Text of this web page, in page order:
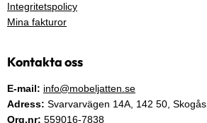
Integritetspolicy
Mina fakturor
Kontakta oss
E-mail: info@mobeljatten.se
Adress: Svarvarvägen 14A, 142 50, Skogås
Org.nr: 559016-7838